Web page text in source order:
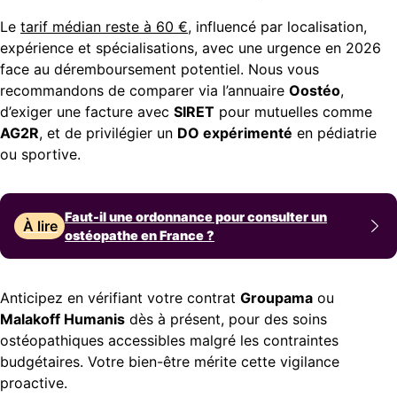
Le tarif médian reste à 60 €, influencé par localisation,
expérience et spécialisations, avec une urgence en 2026
face au déremboursement potentiel. Nous vous
recommandons de comparer via l’annuaire Oostéo,
d’exiger une facture avec SIRET pour mutuelles comme
AG2R, et de privilégier un DO expérimenté en pédiatrie
ou sportive.
À lire
Faut-il une ordonnance pour consulter un
ostéopathe en France ?
Anticipez en vérifiant votre contrat Groupama ou
Malakoff Humanis dès à présent, pour des soins
ostéopathiques accessibles malgré les contraintes
budgétaires. Votre bien-être mérite cette vigilance
proactive.